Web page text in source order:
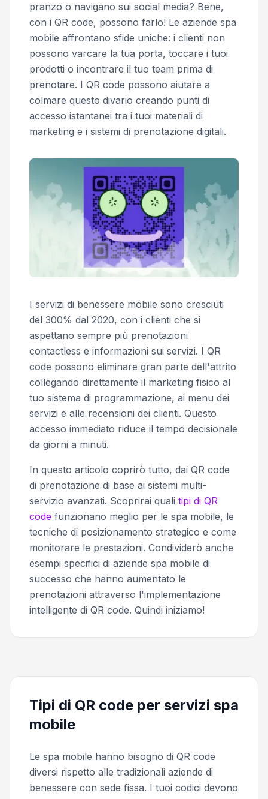
pranzo o navigano sui social media? Bene,
con i QR code, possono farlo! Le aziende spa
mobile affrontano sfide uniche: i clienti non
possono varcare la tua porta, toccare i tuoi
prodotti o incontrare il tuo team prima di
prenotare. I QR code possono aiutare a
colmare questo divario creando punti di
accesso istantanei tra i tuoi materiali di
marketing e i sistemi di prenotazione digitali.
I servizi di benessere mobile sono cresciuti
del 300% dal 2020, con i clienti che si
aspettano sempre più prenotazioni
contactless e informazioni sui servizi. I QR
code possono eliminare gran parte dell'attrito
collegando direttamente il marketing fisico al
tuo sistema di programmazione, ai menu dei
servizi e alle recensioni dei clienti. Questo
accesso immediato riduce il tempo decisionale
da giorni a minuti.
In questo articolo coprirò tutto, dai QR code
di prenotazione di base ai sistemi multi-
servizio avanzati. Scoprirai quali tipi di QR
code funzionano meglio per le spa mobile, le
tecniche di posizionamento strategico e come
monitorare le prestazioni. Condividerò anche
esempi specifici di aziende spa mobile di
successo che hanno aumentato le
prenotazioni attraverso l'implementazione
intelligente di QR code. Quindi iniziamo!
Tipi di QR code per servizi spa
mobile
Le spa mobile hanno bisogno di QR code
diversi rispetto alle tradizionali aziende di
benessere con sede fissa. I tuoi codici devono